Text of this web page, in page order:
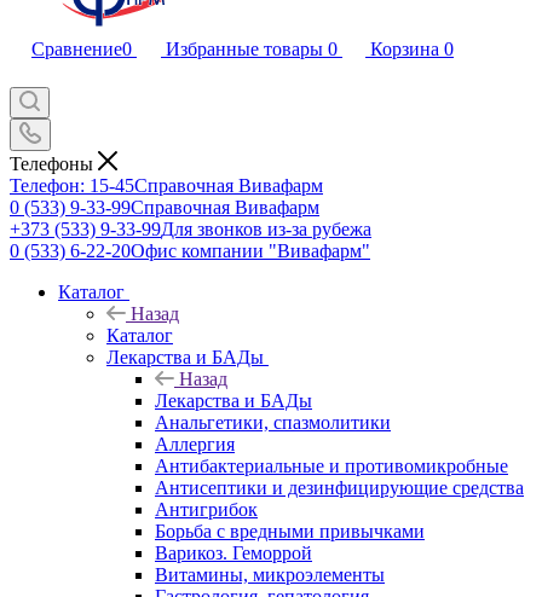
Сравнение0 Избранные товары 0 Корзина 0
Телефоны
Телефон: 15-45Справочная Вивафарм
0 (533) 9-33-99Справочная Вивафарм
+373 (533) 9-33-99Для звонков из-за рубежа
0 (533) 6-22-20Офис компании "Вивафарм"
Каталог
Назад
Каталог
Лекарства и БАДы
Назад
Лекарства и БАДы
Анальгетики, спазмолитики
Аллергия
Антибактериальные и противомикробные
Антисептики и дезинфицирующие средства
Антигрибок
Борьба с вредными привычками
Варикоз. Геморрой
Витамины, микроэлементы